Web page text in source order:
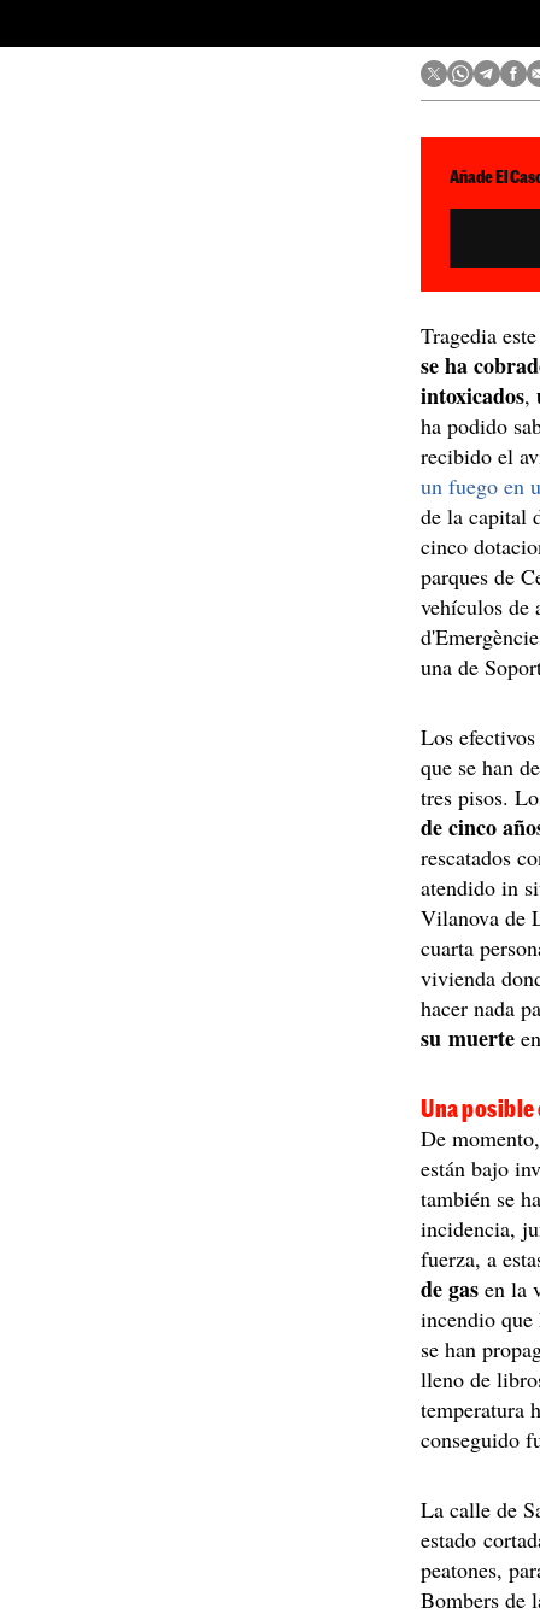
Añade El
Tragedia
se ha
intoxicados,
ha podido
recibido el
un fuego en
de la capital
cinco
parques de
vehículos de
una de
Los
que se han
tres pisos.
de cinco
rescatados
atendido in
Vilanova de
cuarta
vivienda
hacer nada
su muerte
Una
De
están bajo
también se
incidencia,
fuerza, a
de gas en la
incendio que
se han
lleno de
temperatura
conseguido
La calle de
estado
peatones,
Bombers de